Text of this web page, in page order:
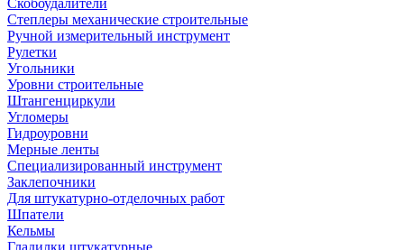
Скобоудалители
Степлеры механические строительные
Ручной измерительный инструмент
Рулетки
Угольники
Уровни строительные
Штангенциркули
Угломеры
Гидроуровни
Мерные ленты
Специализированный инструмент
Заклепочники
Для штукатурно-отделочных работ
Шпатели
Кельмы
Гладилки штукатурные